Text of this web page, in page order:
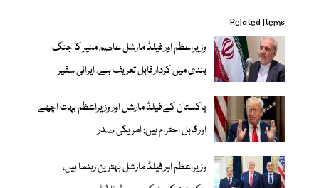
Related items
وزیراعظم اور فیلڈ مارشل عاصم منیر کا جنگ
بندی میں کردار قابل تعریف ہے، ایرانی سفیر
پاکستان کے فیلڈ مارشل اور وزیراعظم بہت اچھے
اور قابل احترام ہیں: امریکی صدر
وزیراعظم اور فیلڈ مارشل بہترین رہنما ہیں،